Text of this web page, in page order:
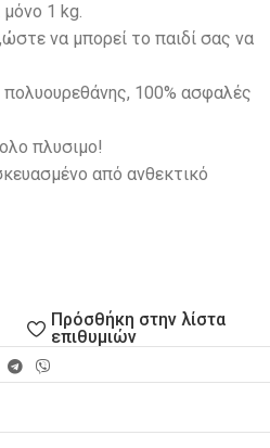
1 kg.
να μπορεί το παιδί σας να
100% ασφαλές
πλυσιμο!
από ανθεκτικό
Πρόσθήκη στην λίστα
επιθυμιών